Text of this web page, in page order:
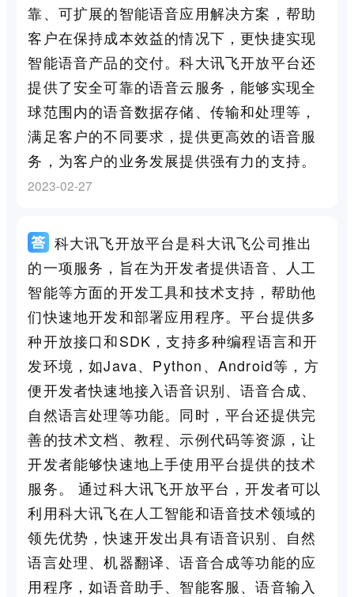
靠、可扩展的智能语音应用解决方案，帮助
客户在保持成本效益的情况下，更快捷实现
智能语音产品的交付。科大讯飞开放平台还
提供了安全可靠的语音云服务，能够实现全
球范围内的语音数据存储、传输和处理等，
满足客户的不同要求，提供更高效的语音服
务，为客户的业务发展提供强有力的支持。
2023-02-27
科大讯飞开放平台是科大讯飞公司推出
的一项服务，旨在为开发者提供语音、人工
智能等方面的开发工具和技术支持，帮助他
们快速地开发和部署应用程序。平台提供多
种开放接口和SDK，支持多种编程语言和开
发环境，如Java、Python、Android等，方
便开发者快速地接入语音识别、语音合成、
自然语言处理等功能。同时，平台还提供完
善的技术文档、教程、示例代码等资源，让
开发者能够快速地上手使用平台提供的技术
服务。 通过科大讯飞开放平台，开发者可以
利用科大讯飞在人工智能和语音技术领域的
领先优势，快速开发出具有语音识别、自然
语言处理、机器翻译、语音合成等功能的应
用程序，如语音助手、智能客服、语音输入